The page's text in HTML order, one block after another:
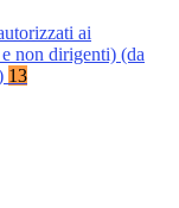
ai
non dirigenti) (da
13